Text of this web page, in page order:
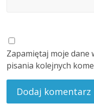
Zapamiętaj moje dane
pisania kolejnych